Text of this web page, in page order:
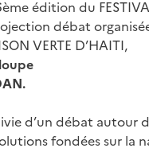
édition du
débat
VERTE D’HAITI,
d’un débat autour
fondées sur la